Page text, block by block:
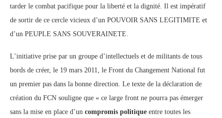
tarder le combat pacifique pour la liberté et la dignité. Il est impératif
de sortir de ce cercle vicieux d’un POUVOIR SANS LEGITIMITE et
d’un PEUPLE SANS SOUVERAINETE.
L’initiative prise par un groupe d’intellectuels et de militants de tous
bords de créer, le 19 mars 2011, le Front du Changement National fut
un premier pas dans la bonne direction. Le texte de la déclaration de
création du FCN souligne que « ce large front ne pourra pas émerger
sans la mise en place d’un compromis politique entre toutes les